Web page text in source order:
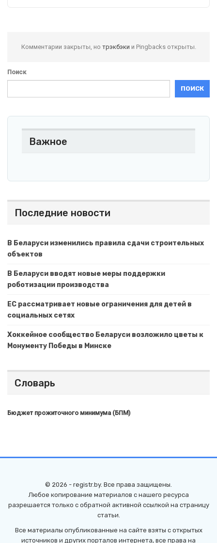
Комментарии закрыты, но трэкбэки и Pingbacks открыты.
Поиск
ПОИСК
Важное
Последние новости
В Беларуси изменились правила сдачи строительных
объектов
В Беларуси вводят новые меры поддержки
роботизации производства
ЕС рассматривает новые ограничения для детей в
социальных сетях
Хоккейное сообщество Беларуси возложило цветы к
Монументу Победы в Минске
Словарь
Бюджет прожиточного минимума (БПМ)
© 2026 - registr.by. Все права защищены.
Любое копирование материалов с нашего ресурса
разрешается только с обратной активной ссылкой на страницу
статьи.
Все материалы опубликованные на сайте взяты с открытых
источников и других порталов интернета, все права на